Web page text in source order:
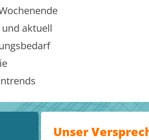
aktuell
Unser